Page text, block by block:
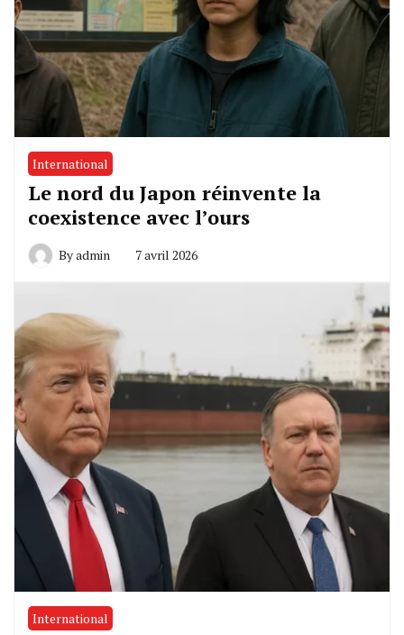
International
Le nord du Japon réinvente la
coexistence avec l’ours
Byadmin 7 avril 2026
International